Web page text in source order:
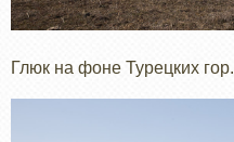
Глюк на фоне Турецких гор.